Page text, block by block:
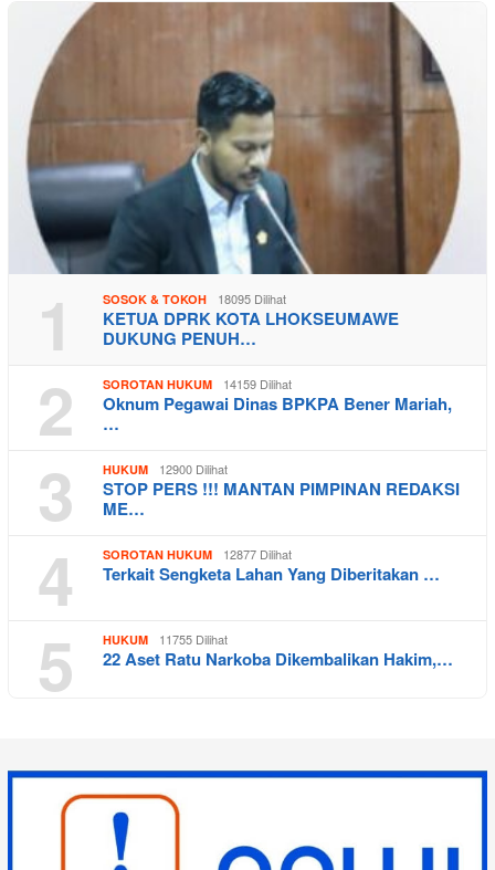
1 SOSOK & TOKOH 18095 Dilihat
KETUA DPRK KOTA LHOKSEUMAWE
DUKUNG PENUH…
2 SOROTAN HUKUM 14159 Dilihat
Oknum Pegawai Dinas BPKPA Bener Mariah,
…
3 HUKUM 12900 Dilihat
STOP PERS !!! MANTAN PIMPINAN REDAKSI
ME…
4 SOROTAN HUKUM 12877 Dilihat
Terkait Sengketa Lahan Yang Diberitakan …
5 HUKUM 11755 Dilihat
22 Aset Ratu Narkoba Dikembalikan Hakim,…